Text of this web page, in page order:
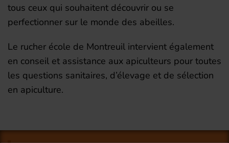
tous ceux qui souhaitent découvrir ou se
perfectionner sur le monde des abeilles.
Le rucher école de Montreuil intervient également
en conseil et assistance aux apiculteurs pour toutes
les questions sanitaires, d’élevage et de sélection
en apiculture.